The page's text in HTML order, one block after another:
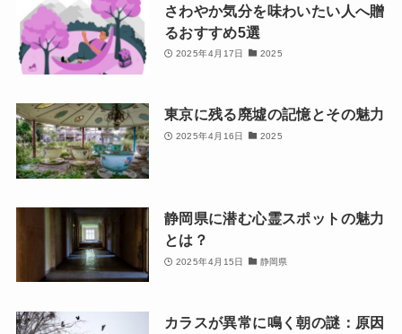
さわやか気分を味わいたい人へ贈
るおすすめ5選
2025年4月17日 2025
東京に残る廃墟の記憶とその魅力
2025年4月16日 2025
静岡県に潜む心霊スポットの魅力
とは？
2025年4月15日 静岡県
カラスが異常に鳴く朝の謎：原因